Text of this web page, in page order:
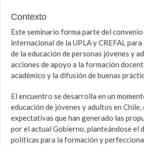
Contexto
Este seminario forma parte del
internacional de la UPLA y CREFAL
de la educación de personas jóvenes y
acciones de apoyo a la formación
académico y la difusión de buenas
El encuentro se desarrolla en un
educación de jóvenes y adultos en Chile,
expectativas que han generado las
por el actual Gobierno, planteándose el
políticas para la formación y